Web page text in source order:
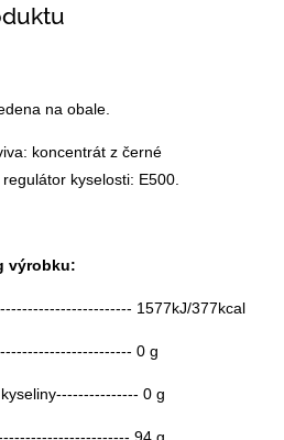
na obale.
koncentrát z černé
kyselosti: E500.
výrobku:
1577kJ/377kcal
0 g
0 g
94 g